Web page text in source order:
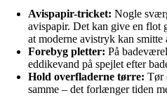
Avispapir-tricket: Nogle
avispapir. Det kan give en flot
at moderne avistryk kan smitte
Forebyg pletter: På
eddikevand på spejlet efter
Hold overfladerne tørre: Tør
samme – det forlænger tiden